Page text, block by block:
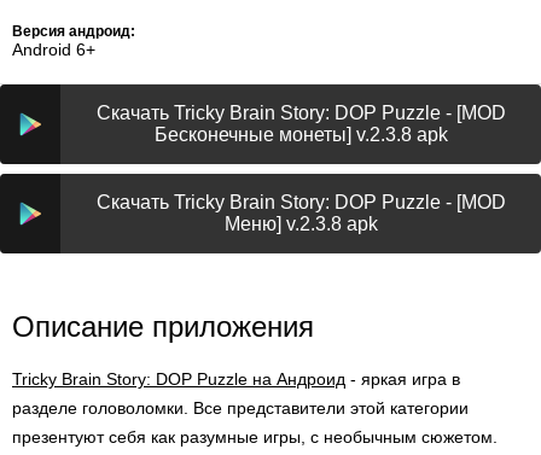
Версия андроид:
Android 6+
Скачать Tricky Brain Story: DOP Puzzle - [MOD
Бесконечные монеты] v.2.3.8 apk
Скачать Tricky Brain Story: DOP Puzzle - [MOD
Меню] v.2.3.8 apk
Описание приложения
Tricky Brain Story: DOP Puzzle на Андроид - яркая игра в
разделе головоломки. Все представители этой категории
презентуют себя как разумные игры, с необычным сюжетом.